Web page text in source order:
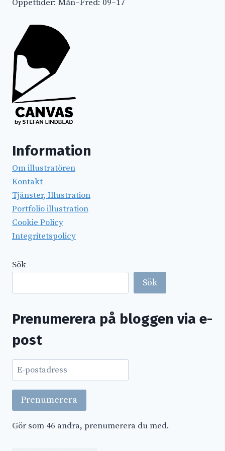
alternativ
Öppettider: Mån–Fred: 09–17
Information
Om illustratören
Kontakt
Tjänster, Illustration
Portfolio illustration
Cookie Policy
Integritetspolicy
Sök
Sök
Prenumerera på bloggen via e-
post
E-
postadress
Prenumerera
Gör som 46 andra, prenumerera du med.